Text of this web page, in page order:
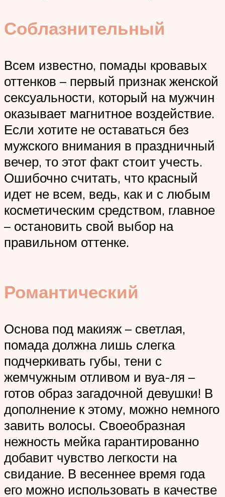
Соблазнительный
Всем известно, помады кровавых
оттенков – первый признак женской
сексуальности, который на мужчин
оказывает магнитное воздействие.
Если хотите не оставаться без
мужского внимания в праздничный
вечер, то этот факт стоит учесть.
Ошибочно считать, что красный
идет не всем, ведь, как и с любым
косметическим средством, главное
– остановить свой выбор на
правильном оттенке.
Романтический
Основа под макияж – светлая,
помада должна лишь слегка
подчеркивать губы, тени с
жемчужным отливом и вуа-ля –
готов образ загадочной девушки! В
дополнение к этому, можно немного
завить волосы. Своеобразная
нежность мейка гарантированно
добавит чувство легкости на
свидание. В весеннее время года
его можно использовать в качестве